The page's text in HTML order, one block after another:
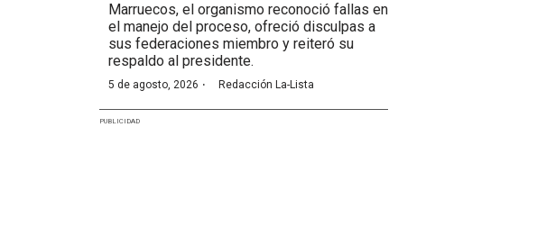
Marruecos, el organismo reconoció fallas en
el manejo del proceso, ofreció disculpas a
sus federaciones miembro y reiteró su
respaldo al presidente.
5 de agosto, 2026 · Redacción La-Lista
PUBLICIDAD